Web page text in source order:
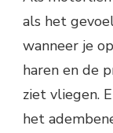
als het
wanneer je
haren en de
ziet vliegen.
het